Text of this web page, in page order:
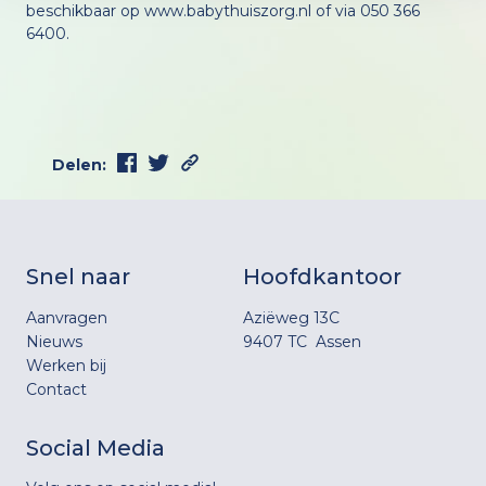
beschikbaar op www.babythuiszorg.nl of via 050 366
6400.
Delen:
Snel naar
Aanvragen
Nieuws
Werken bij
Contact
Hoofdkantoor
Aziëweg 13C
9407 TC Assen
Social Media